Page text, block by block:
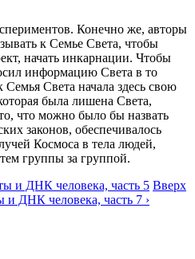
Конечно же, авторы
к Семье Света, чтобы
начать инкарнации. Чтобы
информацию Света в то
Света начала здесь свою
была лишена Света,
что можно было бы назвать
законов, обеспечивалось
Космоса в тела людей,
группы за группой.
и ДНК человека, часть 5 Вверх
ДНК человека, часть 7 ›